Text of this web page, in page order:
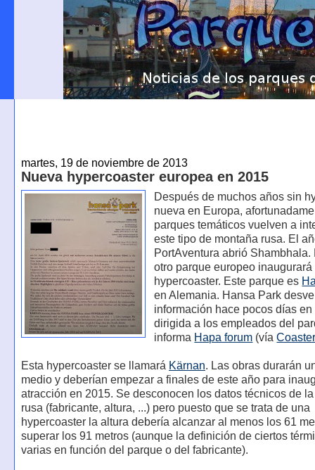
martes, 19 de noviembre de 2013
Nueva hypercoaster europea en 2015
Después de muchos años sin
nueva en Europa,
parques temáticos vuelven a
este tipo de montaña rusa. El
PortAventura abrió Shambhala.
otro parque europeo inaugurará
hypercoaster. Este parque es
en Alemania. Hansa Park
información hace pocos días en
dirigida a los empleados del
informa Hapa forum (vía
Esta hypercoaster se llamará Kärnan. Las obras durarán
medio y deberían empezar a finales de este año para
atracción en 2015. Se desconocen los datos técnicos de
rusa (fabricante, altura, ...) pero puesto que se trata de una
hypercoaster la altura debería alcanzar al menos los 61
superar los 91 metros (aunque la definición de ciertos
varias en función del parque o del fabricante).